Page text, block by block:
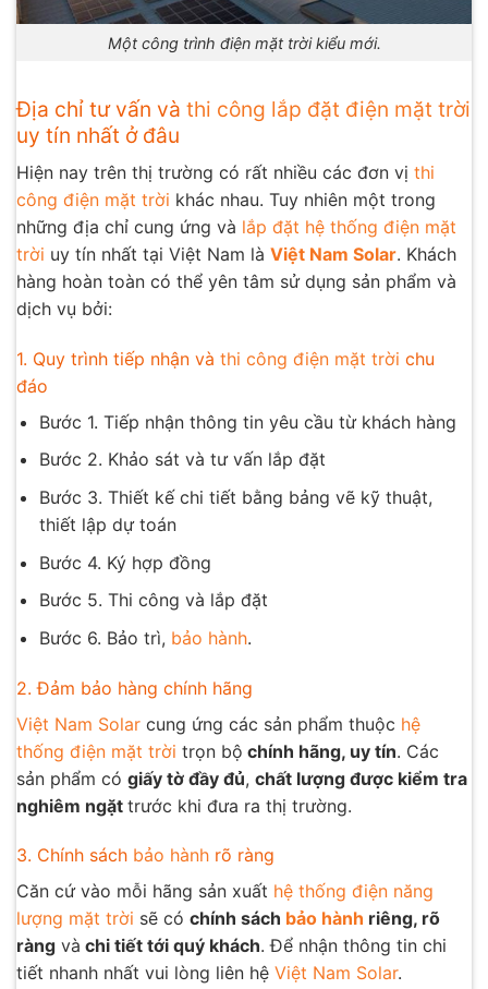
Một công trình điện mặt trời kiểu mới.
Địa chỉ tư vấn và thi công lắp đặt điện mặt trời
uy tín nhất ở đâu
Hiện nay trên thị trường có rất nhiều các đơn vị thi
công điện mặt trời khác nhau. Tuy nhiên một trong
những địa chỉ cung ứng và lắp đặt hệ thống điện mặt
trời uy tín nhất tại Việt Nam là Việt Nam Solar. Khách
hàng hoàn toàn có thể yên tâm sử dụng sản phẩm và
dịch vụ bởi:
1. Quy trình tiếp nhận và thi công điện mặt trời chu
đáo
Bước 1. Tiếp nhận thông tin yêu cầu từ khách hàng
Bước 2. Khảo sát và tư vấn lắp đặt
Bước 3. Thiết kế chi tiết bằng bảng vẽ kỹ thuật,
thiết lập dự toán
Bước 4. Ký hợp đồng
Bước 5. Thi công và lắp đặt
Bước 6. Bảo trì, bảo hành.
2. Đảm bảo hàng chính hãng
Việt Nam Solar cung ứng các sản phẩm thuộc hệ
thống điện mặt trời trọn bộ chính hãng, uy tín. Các
sản phẩm có giấy tờ đầy đủ, chất lượng được kiểm tra
nghiêm ngặt trước khi đưa ra thị trường.
3. Chính sách bảo hành rõ ràng
Căn cứ vào mỗi hãng sản xuất hệ thống điện năng
lượng mặt trời sẽ có chính sách bảo hành riêng, rõ
ràng và chi tiết tới quý khách. Để nhận thông tin chi
tiết nhanh nhất vui lòng liên hệ Việt Nam Solar.